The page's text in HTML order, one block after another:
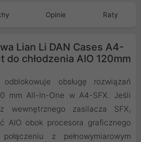
Opinie Raty
Lian Li DAN Cases A4-
do chłodzenia AIO 120mm
obsługę rozwiązań
mm All-In-One w A4-SFX. Jeśli
wewnętrznego zasilacza SFX,
AIO obok procesora graficznego
z pełnowymiarowym